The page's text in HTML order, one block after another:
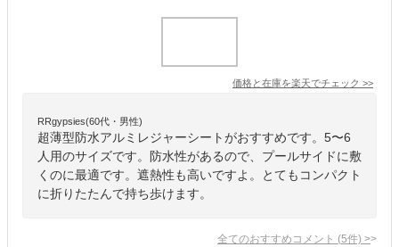
価格と在庫を楽天でチェック >>
RRgypsies(60代・男性)
超薄型防水アルミレジャーシートがおすすめです。5〜6
人用のサイズです。防水性があるので、プールサイドに敷
くのに最適です。遮熱性も高いですよ。とてもコンパクト
に折りたたんで持ち歩けます。
全てのおすすめコメント (5件) >